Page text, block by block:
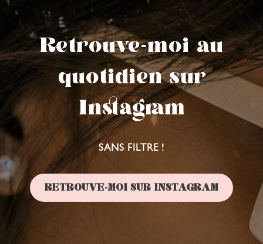
Retrouve-moi au
quotidien sur
Instagram
SANS FILTRE !
RETROUVE-MOI SUR INSTAGRAM